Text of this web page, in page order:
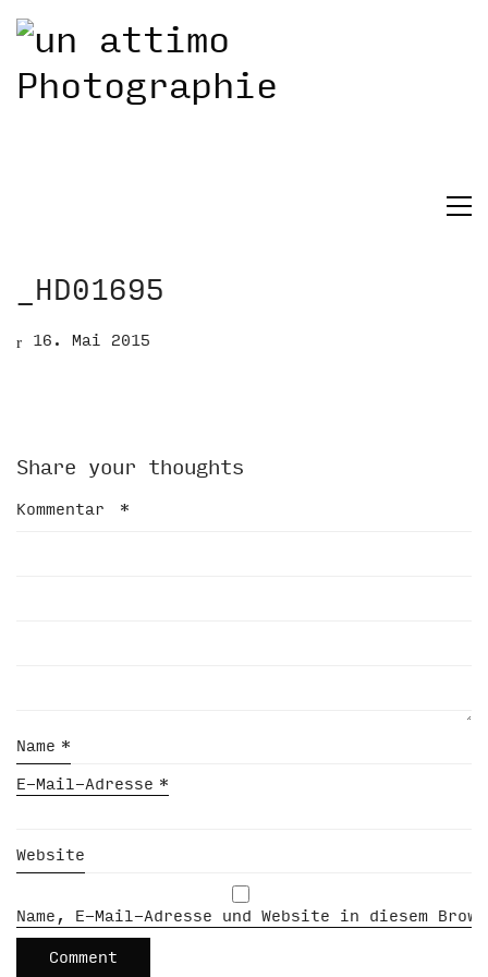
_HD01695
16. Mai 2015
Share your thoughts
Kommentar *
Name *
E-Mail-Adresse *
Website
Name, E-Mail-Adresse und Website in diesem